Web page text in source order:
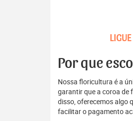
Por que
Nossa floricultura é a
garantir que a coroa de
disso, oferecemos algo
facilitar o pagamento